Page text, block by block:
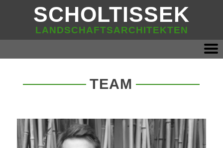
SCHOLTISSEK
LANDSCHAFTSARCHITEKTEN
TEAM